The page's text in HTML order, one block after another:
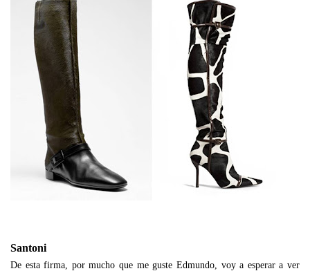
Santoni
De esta firma, por mucho que me guste Edmundo, voy a esperar a ver